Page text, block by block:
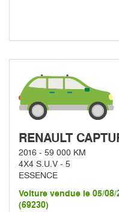
RENAULT
2016 - 59 000 KM
4X4 S.U.V - 5
ESSENCE
Voiture vendue le 05/08/
(69230)